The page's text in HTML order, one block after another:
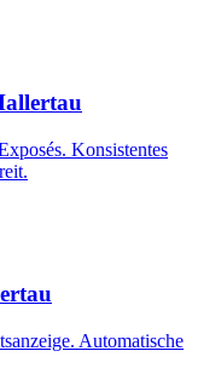
Konsistentes
Automatische